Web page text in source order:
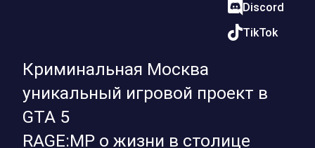
Криминальная Москва
уникальный игровой проект в
GTA 5
RAGE:MP о жизни в столице
Discord
TikTok